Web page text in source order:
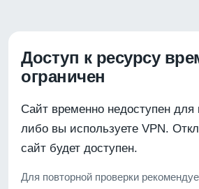
Доступ к ресурсу
ограничен
Сайт временно недоступен для
либо вы используете VPN.
сайт будет доступен.
Для повторной проверки